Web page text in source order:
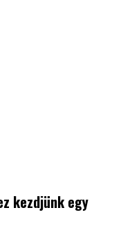
kezdjünk egy